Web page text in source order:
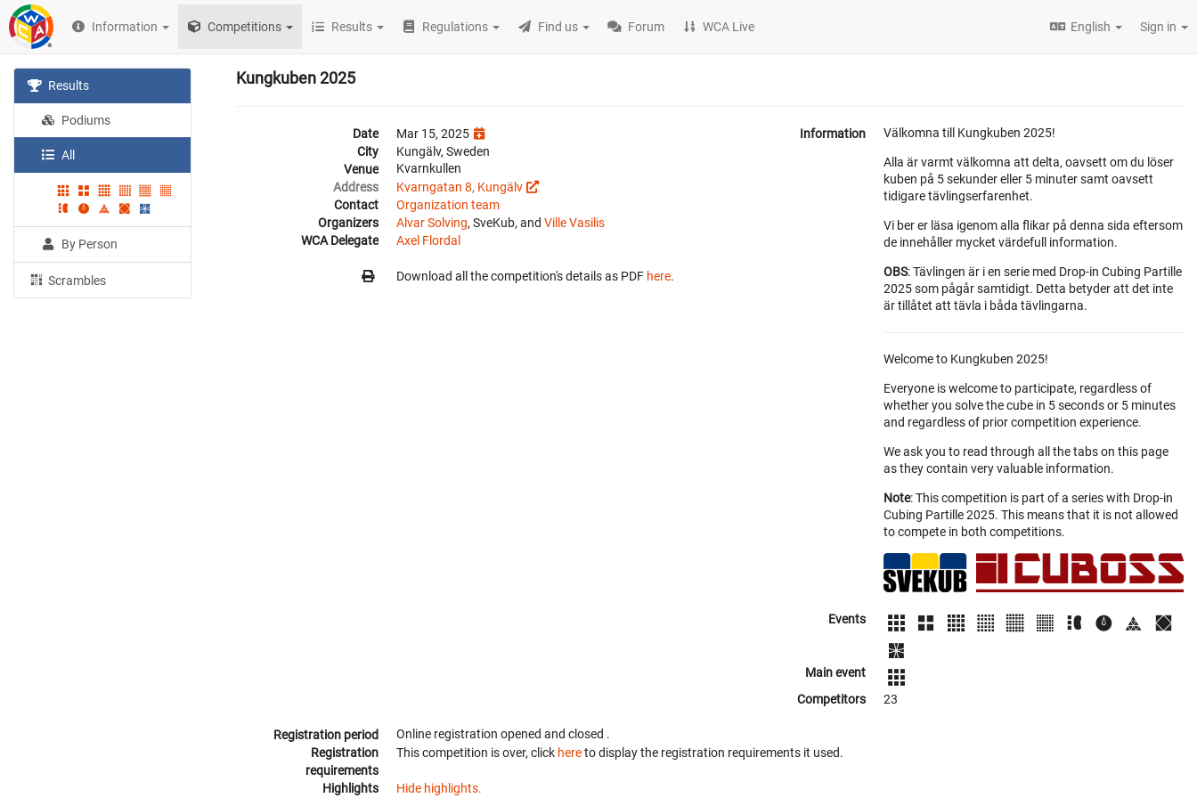
Information Competitions Results Regulations Find us Forum WCA Live English Sign in
Results
Podiums
All
By Person
Scrambles
Kungkuben 2025
Date
Mar 15, 2025
City
Kungälv, Sweden
Venue
Kvarnkullen
Address
Kvarngatan 8, Kungälv
Contact
Organization team
Organizers
Alvar Solving, SveKub, and Ville Vasilis
WCA Delegate
Axel Flordal
Download all the competition's details as PDF here.
Information Välkomna till Kungkuben 2025!
Alla är varmt välkomna att delta, oavsett om du löser
kuben på 5 sekunder eller 5 minuter samt oavsett
tidigare tävlingserfarenhet.
Vi ber er läsa igenom alla flikar på denna sida eftersom
de innehåller mycket värdefull information.
OBS: Tävlingen är i en serie med Drop-in Cubing Partille
2025 som pågår samtidigt. Detta betyder att det inte
är tillåtet att tävla i båda tävlingarna.
Welcome to Kungkuben 2025!
Everyone is welcome to participate, regardless of
whether you solve the cube in 5 seconds or 5 minutes
and regardless of prior competition experience.
We ask you to read through all the tabs on this page
as they contain very valuable information.
Note: This competition is part of a series with Drop-in
Cubing Partille 2025. This means that it is not allowed
to compete in both competitions.
Events
Main event
Competitors
23
Registration period Online registration opened and closed .
Registration
requirements
This competition is over, click hereto display the registration requirements it used.
Highlights Hide highlights.